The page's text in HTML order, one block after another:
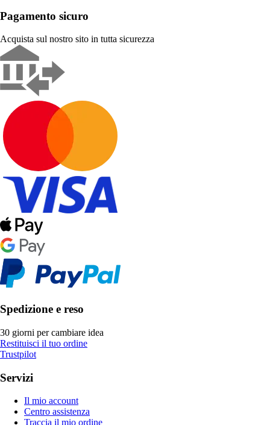
Pagamento sicuro
Acquista sul nostro sito in tutta sicurezza
Spedizione e reso
30 giorni per cambiare idea
Restituisci il tuo ordine
Trustpilot
Servizi
Il mio account
Centro assistenza
Traccia il mio ordine